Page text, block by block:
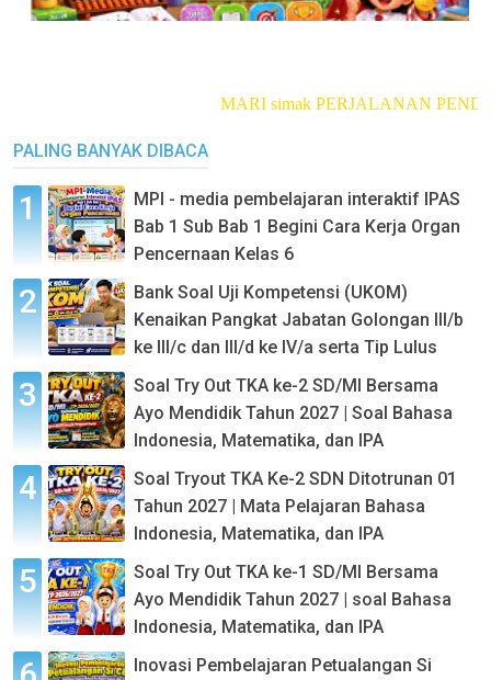
MARI simak PERJALANAN
PALING BANYAK DIBACA
MPI - media pembelajaran interaktif IPAS
Bab 1 Sub Bab 1 Begini Cara Kerja Organ
Pencernaan Kelas 6
Bank Soal Uji Kompetensi (UKOM)
Kenaikan Pangkat Jabatan Golongan III/b
ke III/c dan III/d ke IV/a serta Tip Lulus
Soal Try Out TKA ke-2 SD/MI Bersama
Ayo Mendidik Tahun 2027 | Soal Bahasa
Indonesia, Matematika, dan IPA
Soal Tryout TKA Ke-2 SDN Ditotrunan 01
Tahun 2027 | Mata Pelajaran Bahasa
Indonesia, Matematika, dan IPA
Soal Try Out TKA ke-1 SD/MI Bersama
Ayo Mendidik Tahun 2027 | soal Bahasa
Indonesia, Matematika, dan IPA
Inovasi Pembelajaran Petualangan Si